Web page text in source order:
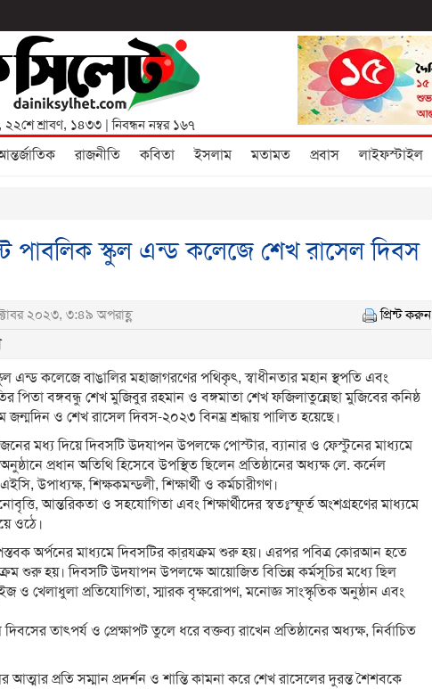
, ২২শে শ্রাবণ, ১৪৩৩ | নিবন্ধন নম্বর ১৬৭
রাজনীতি কবিতা ইসলাম মতামত প্রবাস লাইফস্টাইল
পাবলিক স্কুল এন্ড কলেজে শেখ রাসেল দিবস
২০২৩, ৩:৪৯ অপরাহ্ণ প্রিন্ট করুন
এন্ড কলেজে বাঙালির মহাজাগরণের পথিকৃৎ, স্বাধীনতার মহান স্থপতি এবং
পিতা বঙ্গবন্ধু শেখ মুজিবুর রহমান ও বঙ্গমাতা শেখ ফজিলাতুন্নেছা মুজিবের কনিষ্ঠ
ও শেখ রাসেল দিবস-২০২৩ বিনম্র শ্রদ্ধায় পালিত হয়েছে।
মধ্য দিয়ে দিবসটি উদযাপন উপলক্ষে পোস্টার, ব্যানার ও ফেস্টুনের মাধ্যমে
প্রধান অতিথি হিসেবে উপস্থিত ছিলেন প্রতিষ্ঠানের অধ্যক্ষ লে. কর্নেল
উপাধ্যক্ষ, শিক্ষকমন্ডলী, শিক্ষার্থী ও কর্মচারীগণ।
আন্তরিকতা ও সহযোগিতা এবং শিক্ষার্থীদের স্বতঃস্ফূর্ত অংশগ্রহণের মাধ্যমে
ওঠে।
অর্পনের মাধ্যমে দিবসটির কা্রযক্রম শুরু হয়। এরপর পবিত্র কোরআন হতে
শুরু হয়। দিবসটি উদযাপন উপলক্ষে আয়োজিত বিভিন্ন কর্মসূচির মধ্যে ছিল
ও খেলাধুলা প্রতিযোগিতা, স্মারক বৃক্ষরোপণ, মনোজ্ঞ সাংস্কৃতিক অনুষ্ঠান এবং
তাৎপর্য ও প্রেক্ষাপট তুলে ধরে বক্তব্য রাখেন প্রতিষ্ঠানের অধ্যক্ষ, নির্বাচিত
আত্মার প্রতি সম্মান প্রদর্শন ও শান্তি কামনা করে শেখ রাসেলের দুরন্ত শৈশবকে